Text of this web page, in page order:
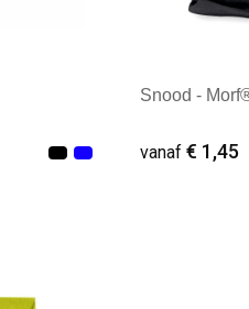
Snood -
vanaf € 1,45